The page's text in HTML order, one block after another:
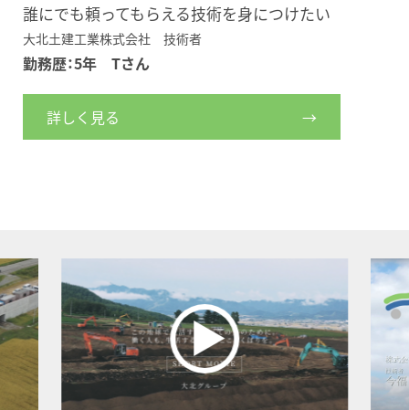
現場代理人として全ての責任を持って仕事を
しています
大北土建工業株式会社 技術者
詳しく見る